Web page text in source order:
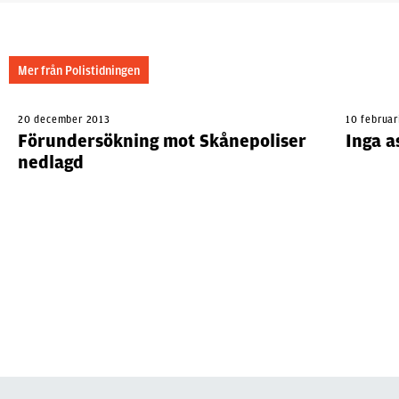
Mer från Polistidningen
20 december 2013
Förundersökning mot Skånepoliser
nedlagd
10
Inga